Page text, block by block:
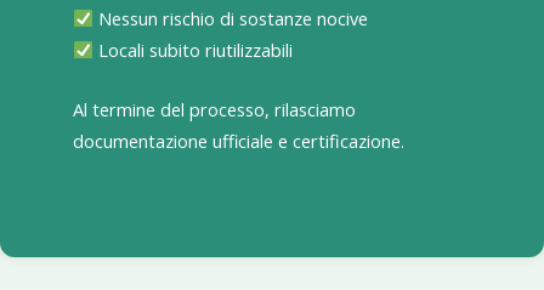
Nessun rischio di sostanze nocive
Locali subito riutilizzabili
Al termine del processo, rilasciamo
documentazione ufficiale e certificazione.